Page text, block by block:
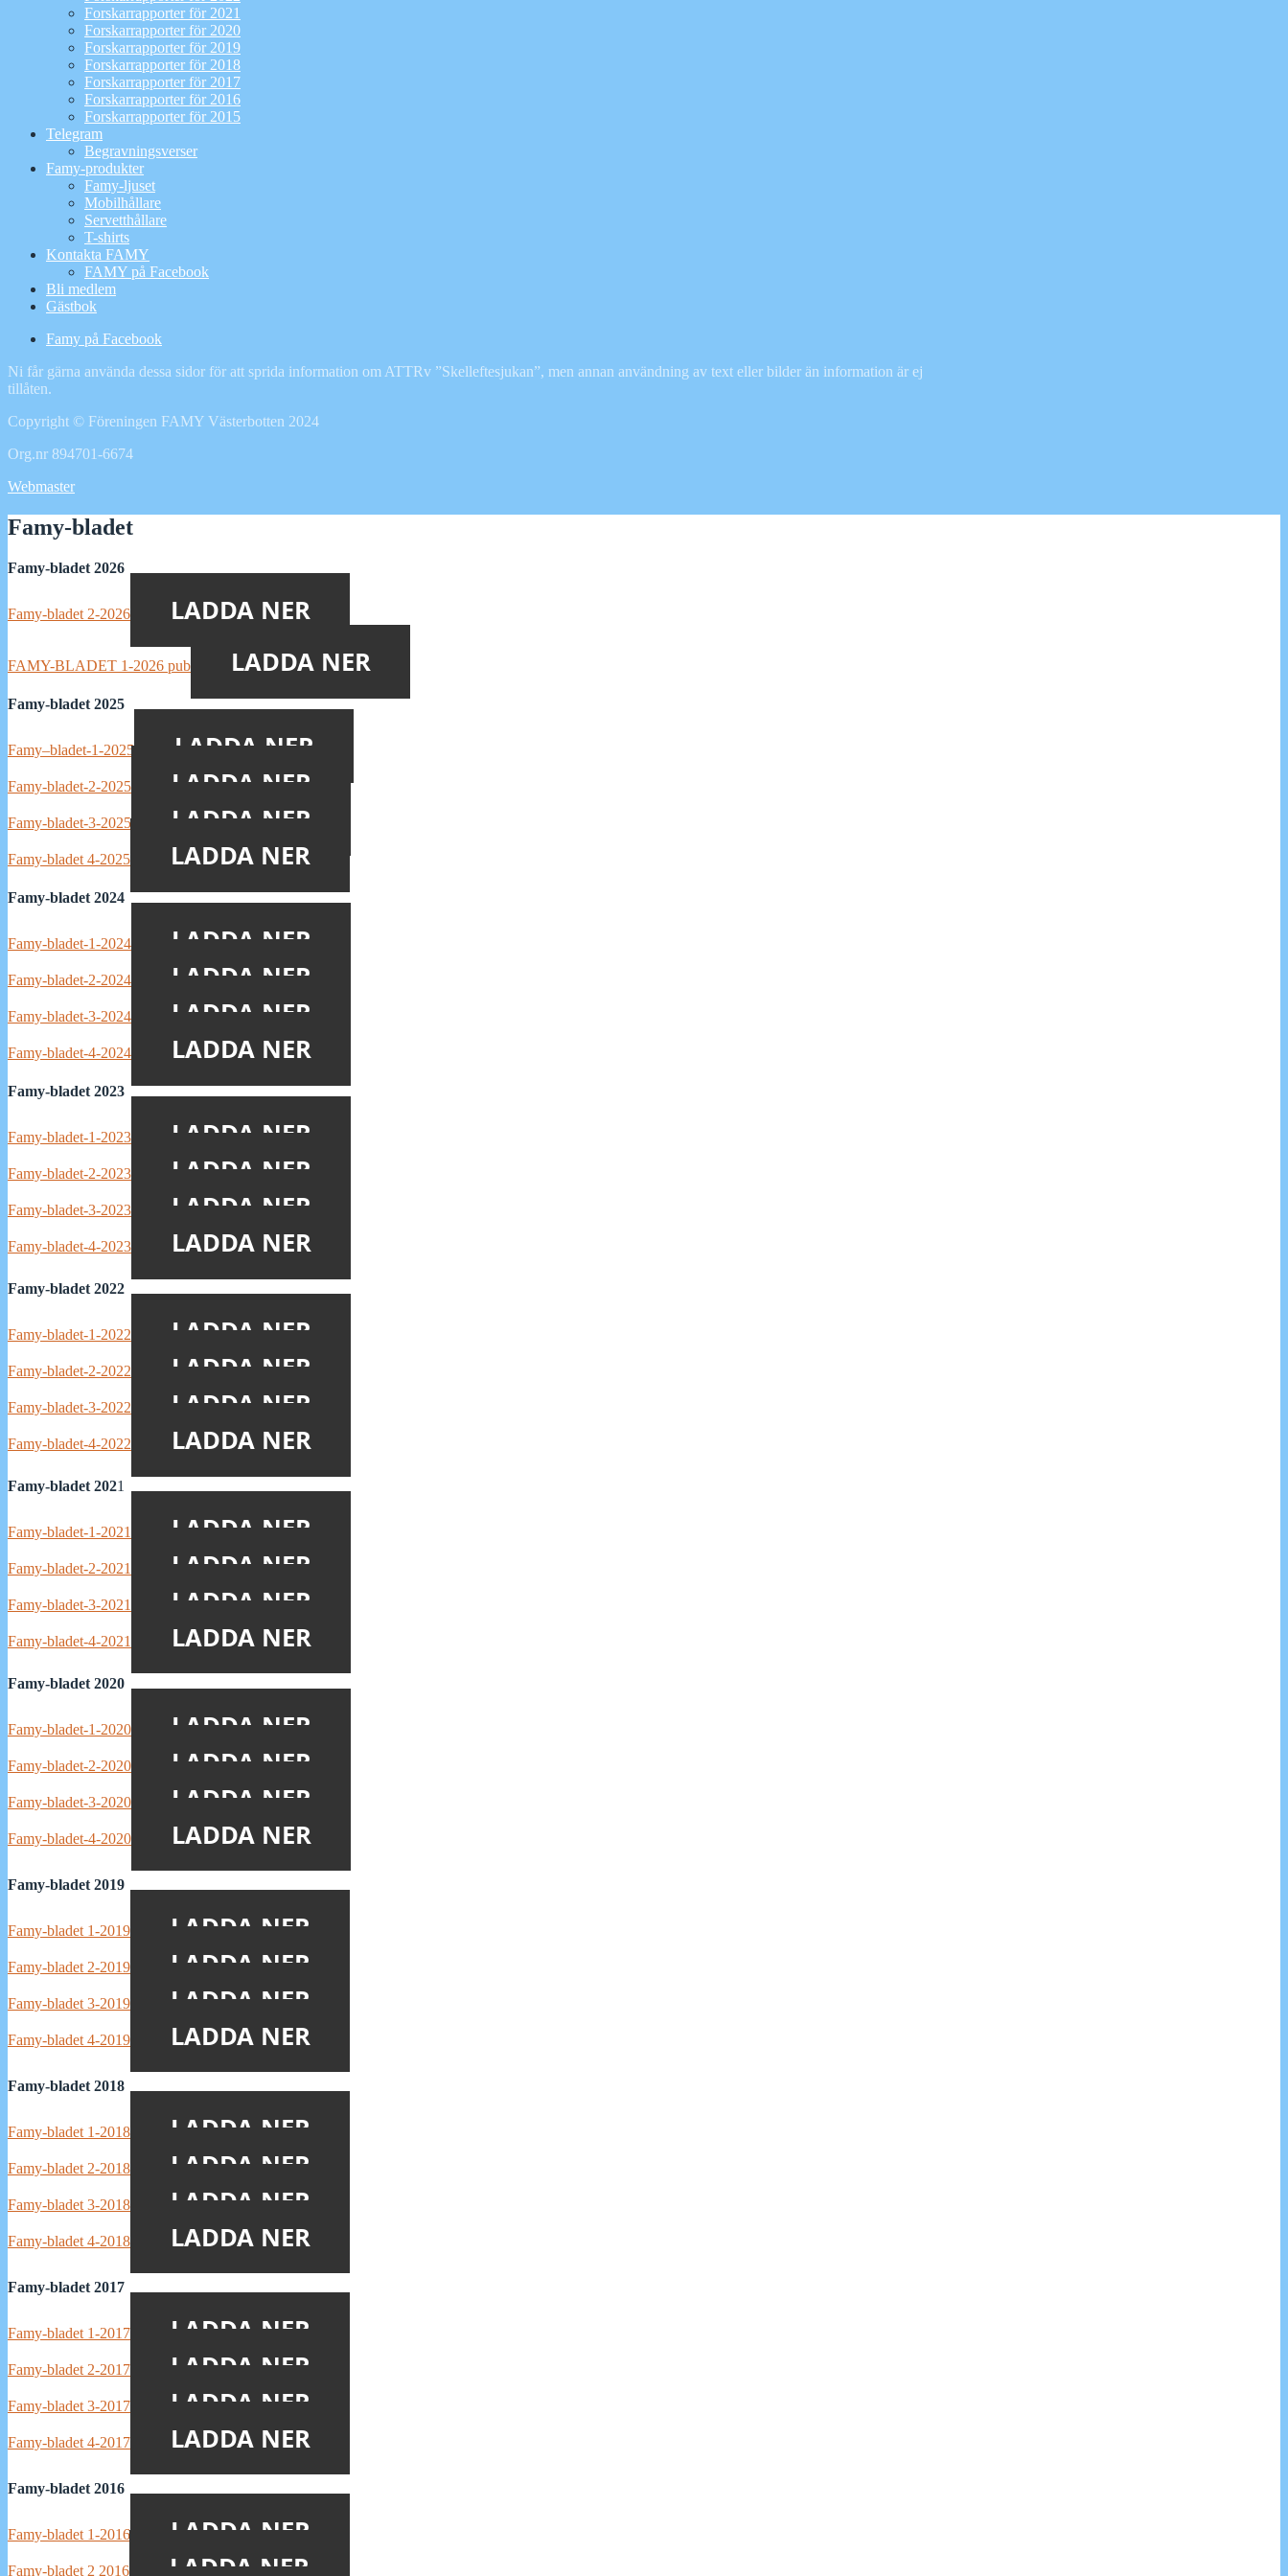
Forskarrapporter för 2021
Forskarrapporter för 2020
Forskarrapporter för 2019
Forskarrapporter för 2018
Forskarrapporter för 2017
Forskarrapporter för 2016
Forskarrapporter för 2015
Telegram
Begravningsverser
Famy-produkter
Famy-ljuset
Mobilhållare
Servetthållare
T-shirts
Kontakta FAMY
FAMY på Facebook
Bli medlem
Gästbok
Famy på Facebook
Ni får gärna använda dessa sidor för att sprida information om ATTRv ”Skelleftesjukan”, men annan användning av text eller bilder än information är ej
tillåten.
Copyright © Föreningen FAMY Västerbotten 2024
Org.nr 894701-6674
Webmaster
Famy-bladet
Famy-bladet 2026
Famy-bladet 2-2026 LADDA NER
FAMY-BLADET 1-2026 pub LADDA NER
Famy-bladet 2025
Famy–bladet-1-2025 LADDA NER
Famy-bladet-2-2025 LADDA NER
Famy-bladet-3-2025 LADDA NER
Famy-bladet 4-2025 LADDA NER
Famy-bladet 2024
Famy-bladet-1-2024 LADDA NER
Famy-bladet-2-2024 LADDA NER
Famy-bladet-3-2024 LADDA NER
Famy-bladet-4-2024 LADDA NER
Famy-bladet 2023
Famy-bladet-1-2023 LADDA NER
Famy-bladet-2-2023 LADDA NER
Famy-bladet-3-2023 LADDA NER
Famy-bladet-4-2023 LADDA NER
Famy-bladet 2022
Famy-bladet-1-2022 LADDA NER
Famy-bladet-2-2022 LADDA NER
Famy-bladet-3-2022 LADDA NER
Famy-bladet-4-2022 LADDA NER
Famy-bladet 2021
Famy-bladet-1-2021 LADDA NER
Famy-bladet-2-2021 LADDA NER
Famy-bladet-3-2021 LADDA NER
Famy-bladet-4-2021 LADDA NER
Famy-bladet 2020
Famy-bladet-1-2020 LADDA NER
Famy-bladet-2-2020 LADDA NER
Famy-bladet-3-2020 LADDA NER
Famy-bladet-4-2020 LADDA NER
Famy-bladet 2019
Famy-bladet 1-2019 LADDA NER
Famy-bladet 2-2019 LADDA NER
Famy-bladet 3-2019 LADDA NER
Famy-bladet 4-2019 LADDA NER
Famy-bladet 2018
Famy-bladet 1-2018 LADDA NER
Famy-bladet 2-2018 LADDA NER
Famy-bladet 3-2018 LADDA NER
Famy-bladet 4-2018 LADDA NER
Famy-bladet 2017
Famy-bladet 1-2017 LADDA NER
Famy-bladet 2-2017 LADDA NER
Famy-bladet 3-2017 LADDA NER
Famy-bladet 4-2017 LADDA NER
Famy-bladet 2016
Famy-bladet 1-2016 LADDA NER
Famy-bladet 2 2016 LADDA NER